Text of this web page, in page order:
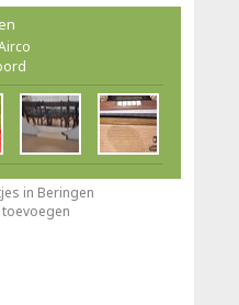
in Beringen